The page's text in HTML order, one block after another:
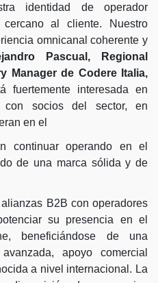
identidad de operador
al cliente. Nuestro
omnicanal coherente y
Pascual, Regional
Manager de Codere Italia,
fuertemente interesada en
con socios del sector, en
en el
continuar operando en el
de una marca sólida y de
B2B con operadores
su presencia en el
beneficiándose de una
apoyo comercial
a nivel internacional. La